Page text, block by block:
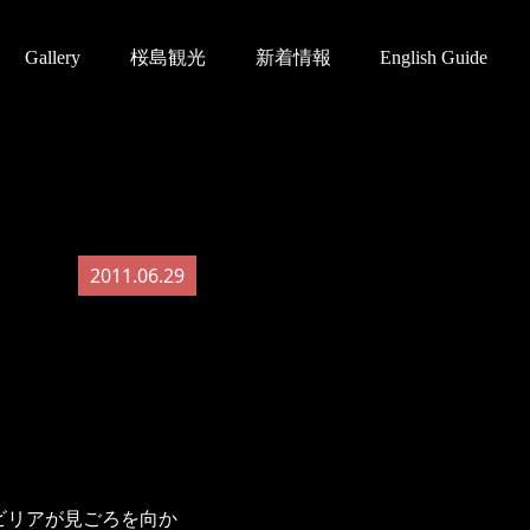
Gallery 桜島観光 新着情報 English Guide
2011.06.29
アが見ごろを向か